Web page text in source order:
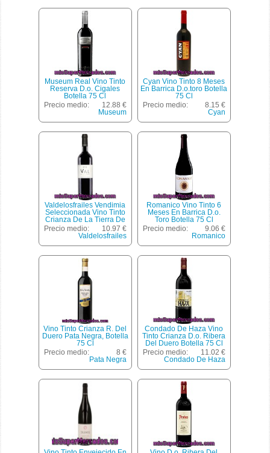
Museum Real Vino Tinto
Reserva D.o. Cigales
Botella 75 Cl
Precio medio:
12.88 €
Museum
Cyan Vino Tinto 8 Meses
En Barrica D.o.toro Botella
75 Cl
Precio medio:
8.15 €
Cyan
Valdelosfrailes Vendimia
Seleccionada Vino Tinto
Crianza De La Tierra De
Castilla Y León Cigales
Botella 75 Cl
Precio medio:
10.97 €
Valdelosfrailes
Romanico Vino Tinto 6
Meses En Barrica D.o.
Toro Botella 75 Cl
Precio medio:
9.06 €
Romanico
Vino Tinto Crianza R. Del
Duero Pata Negra, Botella
75 Cl
Precio medio:
8 €
Pata Negra
Condado De Haza Vino
Tinto Crianza D.o. Ribera
Del Duero Botella 75 Cl
Precio medio:
11.02 €
Condado De Haza